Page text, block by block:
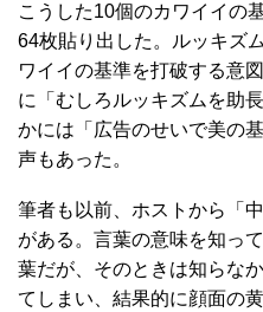
こうした10個のカワイイの
64枚貼り出した。ルッキズ
ワイイの基準を打破する意
に「むしろルッキズムを助
かには「広告のせいで美の
声もあった。
筆者も以前、ホストから「
がある。言葉の意味を知っ
葉だが、そのときは知らな
てしまい、結果的に顔面の